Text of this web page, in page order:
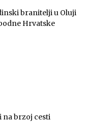
branitelji u Oluji
Hrvatske
na brzoj cesti